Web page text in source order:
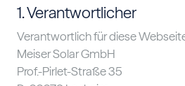
1. Verantwortlicher
Verantwortlich für diese
Meiser Solar GmbH
Prof.-Pirlet-Straße 35